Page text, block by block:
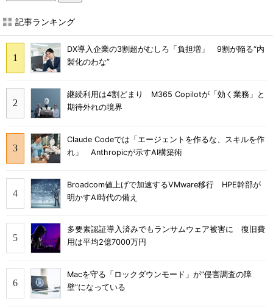
記事ランキング
DX導入企業の3割超がむしろ「負担増」 9割が陥る“内
製化のわな”
継続利用は4割どまり M365 Copilotが「効く業務」と
期待外れの境界
Claude Codeでは「エージェントを作るな、スキルを作
れ」 Anthropicが示すAI構築術
Broadcom値上げで加速するVMware移行 HPE幹部が
明かすAI時代の備え
多要素認証導入済みでもランサムウェア被害に 復旧費
用は平均2億7000万円
Macを守る「ロックダウンモード」が“侵害調査の障
壁”になっている